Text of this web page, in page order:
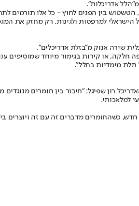
אדריכלות".
בין הפנים לחוץ - כל אלו תורמים
הישראלי למרפסות ולגינות, רק מחזק את
שירה אנוק מ"בזלת אדריכלים".
או קירות בגימור מיוחד שמוסיפים
תלת מימדיות בחלל".
רון שפיגל: "חיבור בין חומרים מנוגדים
למלאכותי.
כשהחומרים מדברים זה עם זה ויוצרים